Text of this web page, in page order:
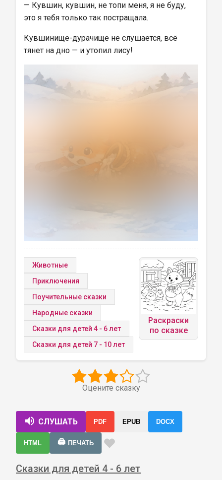
— Кувшин, кувшин, не топи меня, я не буду,
это я тебя только так постращала.
Кувшинище-дурачище не слушается, всё
тянет на дно — и утопил лису!
Животные
Приключения
Поучительные сказки
Народные сказки
Сказки для детей 4 - 6 лет
Сказки для детей 7 - 10 лет
Раскраски
по сказке
Оцените сказку
СЛУШАТЬ PDF EPUB DOCX
HTML 🖨️ ПЕЧАТЬ
Сказки для детей 4 - 6 лет